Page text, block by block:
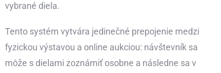
vybrané diela.
Tento systém vytvára jedinečné prepojenie medzi
fyzickou výstavou a online aukciou: návštevník sa
môže s dielami zoznámiť osobne a následne sa v